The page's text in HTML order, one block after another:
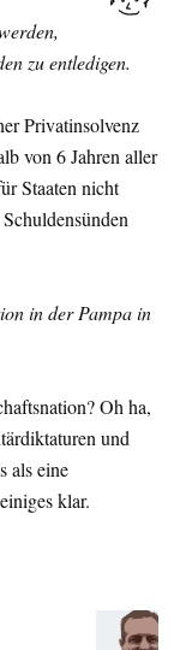
zu entledigen.
Privatinsolvenz
von 6 Jahren aller
Staaten nicht
in der Pampa in
Oh ha,
und
als eine
klar.